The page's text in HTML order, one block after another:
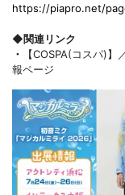
https://piapro.net/
◆関連リンク
・
【COSPA(コスパ)
報ページ